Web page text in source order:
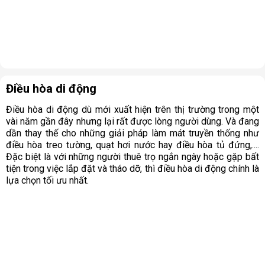
Điều hòa di động
Điều hòa di động dù mới xuất hiện trên thị trường trong một
vài năm gần đây nhưng lại rất được lòng người dùng. Và đang
dần thay thế cho những giải pháp làm mát truyền thống như
điều hòa treo tường, quạt hơi nước hay điều hòa tủ đứng,....
Đặc biệt là với những người thuê trọ ngắn ngày hoặc gặp bất
tiện trong việc lắp đặt và tháo dỡ, thì điều hòa di động chính là
lựa chọn tối ưu nhất.